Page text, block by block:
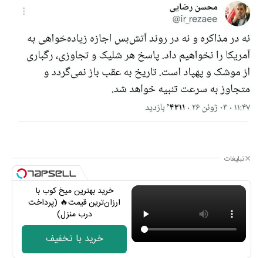
تبلیغات
خرید بهترین میخ کوب با
ارزان‌ترین قیمت🔥 (پرداخت
درب منزل)
خرید با تخفیف